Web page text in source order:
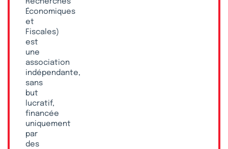
Économiques
et
Fiscales)
est
une
association
indépendante,
sans
but
lucratif,
financée
uniquement
par
des